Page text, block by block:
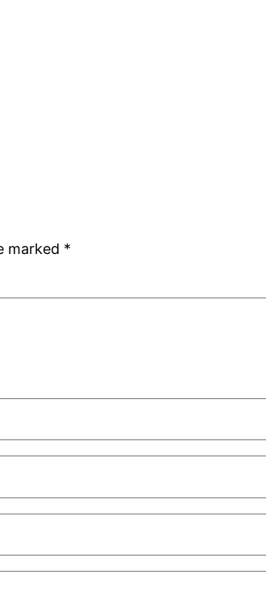
marked *